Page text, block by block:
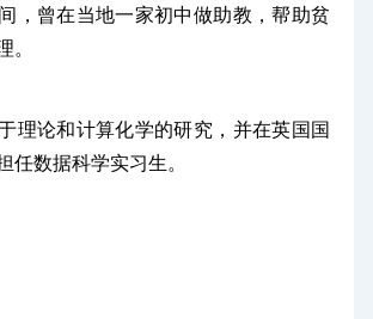
，曾在当地一家初中做助教，帮助贫
理论和计算化学的研究，并在英国国
任数据科学实习生。